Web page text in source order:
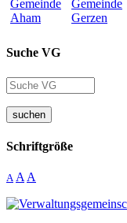
Suche VG
suchen
Schriftgröße
A A A